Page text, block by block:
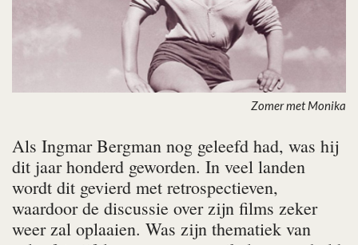
Zomer met Monika
Als Ingmar Bergman nog geleefd had, was hij
dit jaar honderd geworden. In veel landen
wordt dit gevierd met retrospectieven,
waardoor de discussie over zijn films zeker
weer zal oplaaien. Was zijn thematiek van